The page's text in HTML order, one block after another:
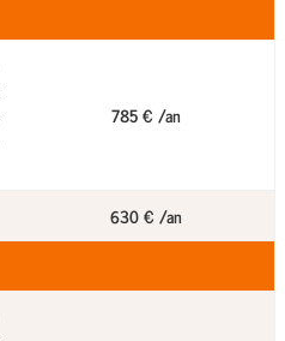
785 € /an
630 € /an